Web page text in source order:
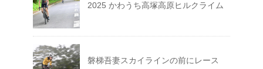
2025 かわうち高塚高原ヒルクライム
磐梯吾妻スカイラインの前にレース